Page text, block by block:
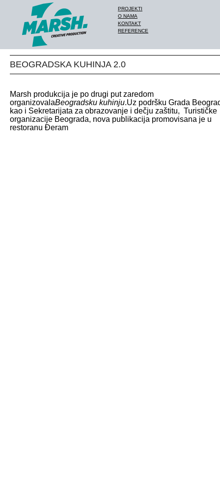
PROJEKTI
O NAMA
KONTAKT
REFERENCE
BEOGRADSKA KUHINJA 2.0
Marsh produkcija je po drugi put zaredom
organizovalaBeogradsku kuhinju.Uz podršku Grada
kao i Sekretarijata za obrazovanje i dečju zaštitu, Turističke
organizacije Beograda, nova publikacija promovisana je u
restoranu Đeram